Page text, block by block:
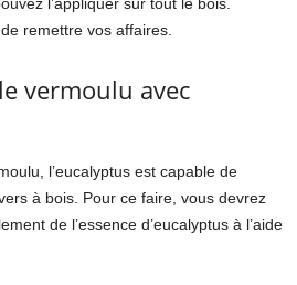
l’appliquer sur tout le bois.
remettre vos affaires.
vermoulu avec
l’eucalyptus est capable de
à bois. Pour ce faire, vous devrez
de l’essence d’eucalyptus à l’aide